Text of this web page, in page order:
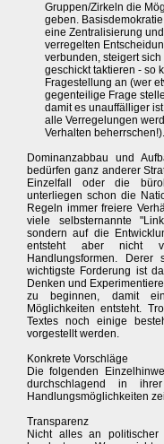
Gruppen/Zirkeln die
geben.
eine Zentralisierung
verregelten
verbunden, steigert
geschickt taktieren - so
Fragestellung an (wer
gegenteilige Frage
damit es unauffälliger
alle Verregelungen
Verhalten beherrschen!).
Dominanzabbau und
bedürfen ganz anderer
Einzelfall oder die
unterliegen schon die
Regeln immer freiere
viele selbsternannte
sondern auf die
entsteht aber nicht
Handlungsformen.
wichtigste Forderung ist
Denken und
zu beginnen, damit
Möglichkeiten entsteht.
Textes noch einige
vorgestellt werden.
Konkrete Vorschläge
Die folgenden
durchschlagend in
Handlungsmöglichkeiten
Transparenz
Nicht alles an politischer